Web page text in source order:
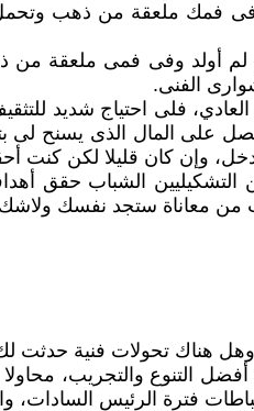
فمك ملعقة من ذهب
لم أولد وفى فمى ملعقة
الفنى.
العادي، فلى احتياج شديد
على المال الذى يسنح لى
وإن كان قليلا لكن كنت
التشكيليين الشباب حقق
من معاناة ستجد نفسك
وهل هناك تحولات فنية
أفضل التنوع والتجريب،